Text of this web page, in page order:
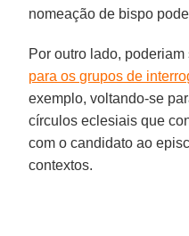
nomeação de bispo
Por outro lado,
para os grupos de
exemplo, voltando-se
círculos eclesiais que
com o candidato ao
contextos.